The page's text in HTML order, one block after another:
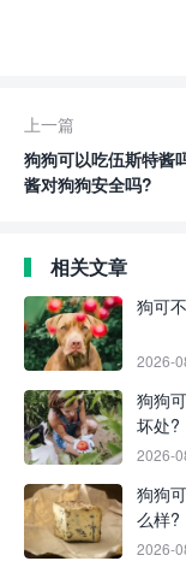
上一篇
狗狗可以吃伍斯特酱
酱对狗狗安全吗?
相关文章
狗可
2026-
狗狗
坏处?
2026-
狗狗
么样?
2026-